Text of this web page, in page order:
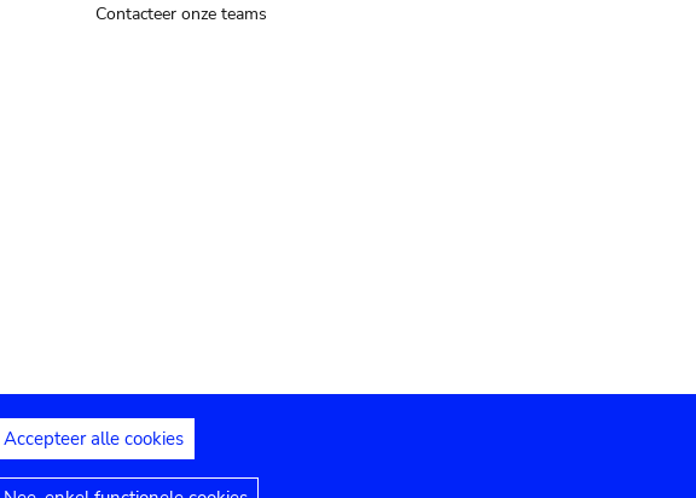
Contacteer onze teams
Juridische mededelingen
Accepteer alle cookies